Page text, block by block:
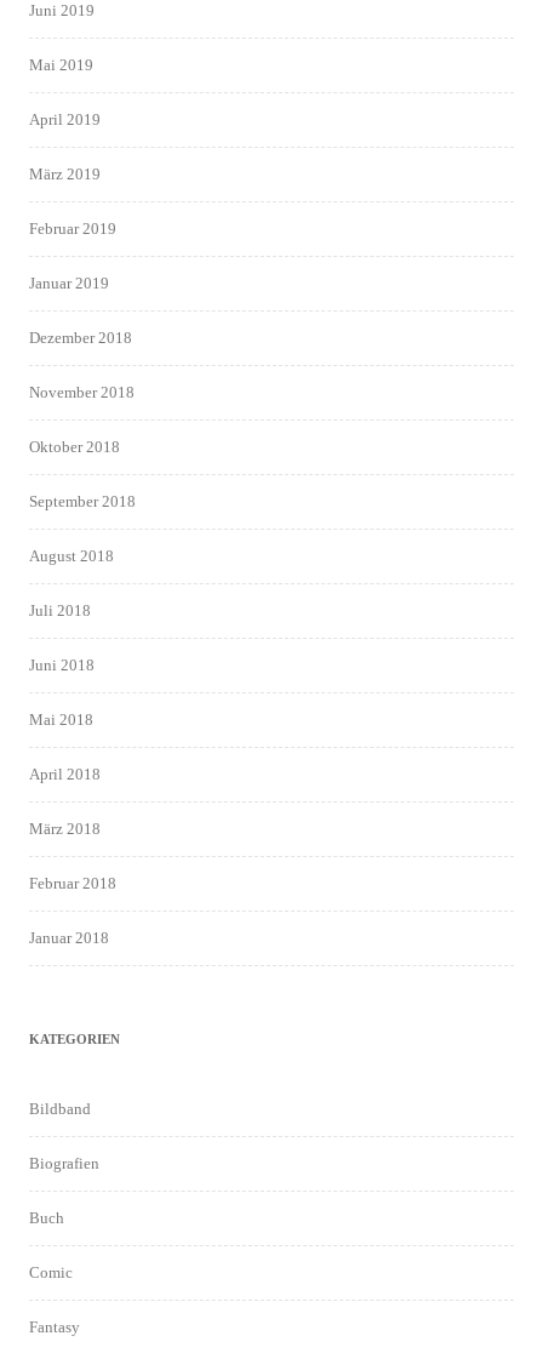
Juni 2019
Mai 2019
April 2019
März 2019
Februar 2019
Januar 2019
Dezember 2018
November 2018
Oktober 2018
September 2018
August 2018
Juli 2018
Juni 2018
Mai 2018
April 2018
März 2018
Februar 2018
Januar 2018
KATEGORIEN
Bildband
Biografien
Buch
Comic
Fantasy